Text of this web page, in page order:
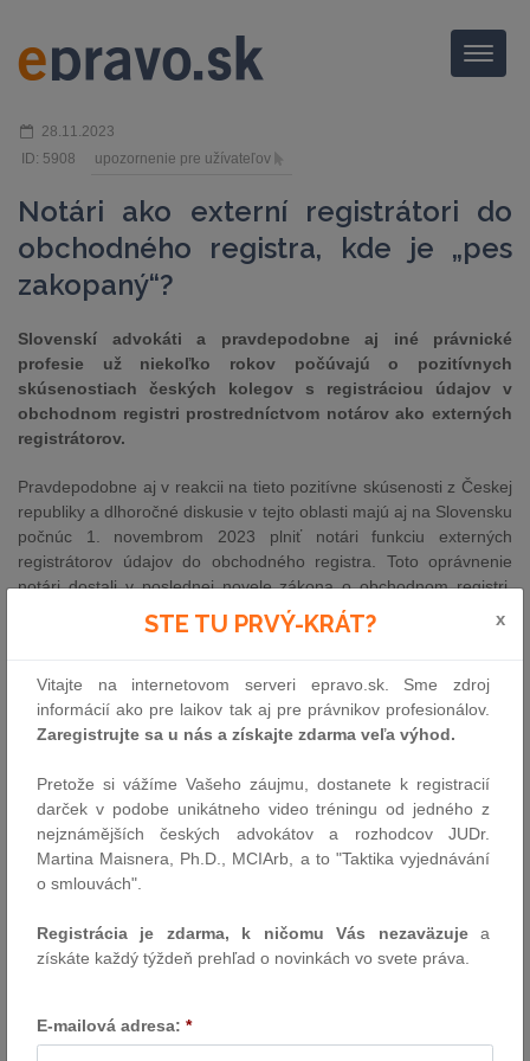
Menu
28.11.2023
ID: 5908
upozornenie pre užívateľov
Notári ako externí registrátori do
obchodného registra, kde je „pes
zakopaný“?
Slovenskí advokáti a pravdepodobne aj iné právnické
profesie už niekoľko rokov počúvajú o pozitívnych
skúsenostiach českých kolegov s registráciou údajov v
obchodnom registri prostredníctvom notárov ako externých
registrátorov.
Pravdepodobne aj v reakcii na tieto pozitívne skúsenosti z Českej
republiky a dlhoročné diskusie v tejto oblasti majú aj na Slovensku
počnúc 1. novembrom 2023 plniť notári funkciu externých
registrátorov údajov do obchodného registra. Toto oprávnenie
notári dostali v poslednej novele zákona o obchodnom registri,
spravodlivosti vydalo vyhlášku č. 389/2023 o registrácii údajov do
obchodného registra registrátorom, v ktorej okrem iného stanovilo
prechodné obdobie, a to nasledovne: „
Od 1. novembra 2023 do
spoločnosti s ručením obmedzeným do obchodného registra
okrem zápisu v dôsledku premeny, cezhraničnej premeny alebo
zmeny právnej formy.“
Splnomocňovacia zákonná norma v novele zákona o obchodnom
vydanie vykonávacieho predpisu, ktorý ustanoví:podrobnosti o
registrácii registrátorom, ako aj rozsah registrácie údajov do
Je teda otázkou, či ministerstvo vo vykonávacom predpise
neprekročilo rozsah splnomocňovacieho ustanovenia, keďže sa
STE TU PRVÝ-KRÁT? x
Vitajte na internetovom serveri epravo.sk. Sme zdroj
informácií ako pre laikov tak aj pre právnikov profesionálov.
Zaregistrujte sa u nás a získajte zdarma veľa výhod.
Pretože si vážíme Vašeho záujmu, dostanete k registracií
darček v podobe unikátneho video tréningu od jedného z
nejznámějších českých advokátov a rozhodcov JUDr.
Martina Maisnera, Ph.D., MCIArb, a to "Taktika vyjednávání
o smlouvách".
Registrácia je zdarma, k ničomu Vás nezaväzujea
získáte každý týždeň prehľad o novinkách vo svete práva.
E-mailová adresa: *